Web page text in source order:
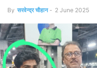
By सरवेन्द्र चौहान - 2 June 2025